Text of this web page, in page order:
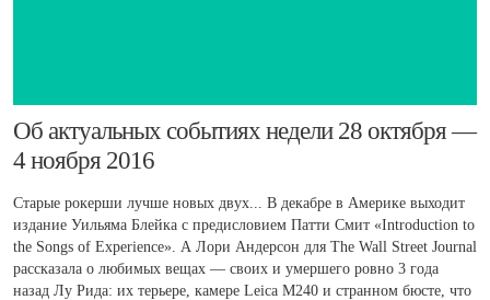
​Об актуальных событиях недели 28 октября —
4 ноября 2016
Старые рокерши лучше новых двух... В декабре в Америке выходит
издание Уильяма Блейка с предисловием Патти Смит «Introduction to
the Songs of Experience». А Лори Андерсон для The Wall Street Journal
рассказала о любимых вещах — своих и умершего ровно 3 года
назад Лу Рида: их терьере, камере Leica M240 и странном бюсте, что